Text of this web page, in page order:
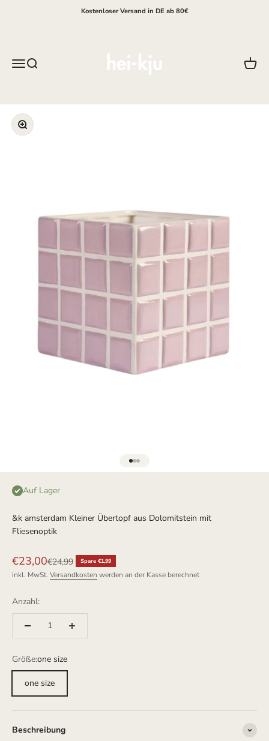
Kostenloser Versand in DE ab 80€
MenüSuche
Bild vergrößern
Auf Lager
&k amsterdam Kleiner Übertopf aus Dolomitstein mit
Fliesenoptik
Angebot
€23,00Regulärer Preis
€24,99 Spare €1,99
inkl. MwSt. Versandkosten werden an der Kasse berechnet
Anzahl:
Größe:one size
one size
Beschreibung